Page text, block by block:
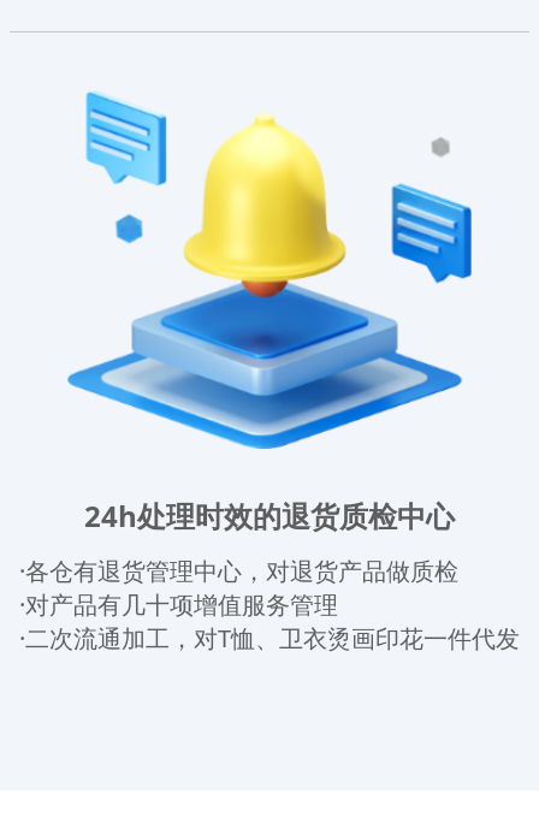
24h处理时效的退货质检中心
·各仓有退货管理中心，对退货产品做质检
·对产品有几十项增值服务管理
·二次流通加工，对T恤、卫衣烫画印花一件代发